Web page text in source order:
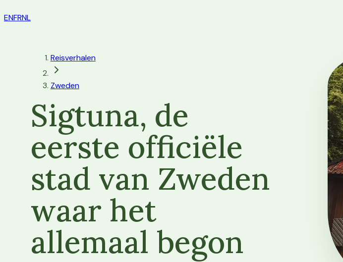
ENFRNL
Reisverhalen
Zweden
Sigtuna, de
eerste officiële
stad van Zweden
waar het
allemaal begon